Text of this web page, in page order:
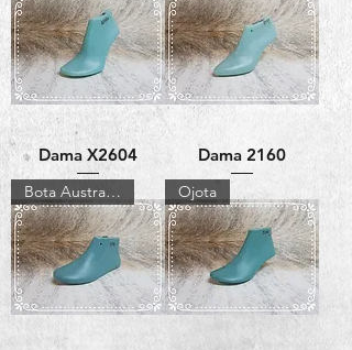
Dama X2604 Dama 2160
Bota Australiana Ojota